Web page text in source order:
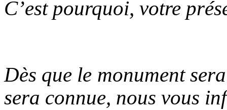
C’est pourquoi, votre
Dès que le monument
sera connue, nous vous